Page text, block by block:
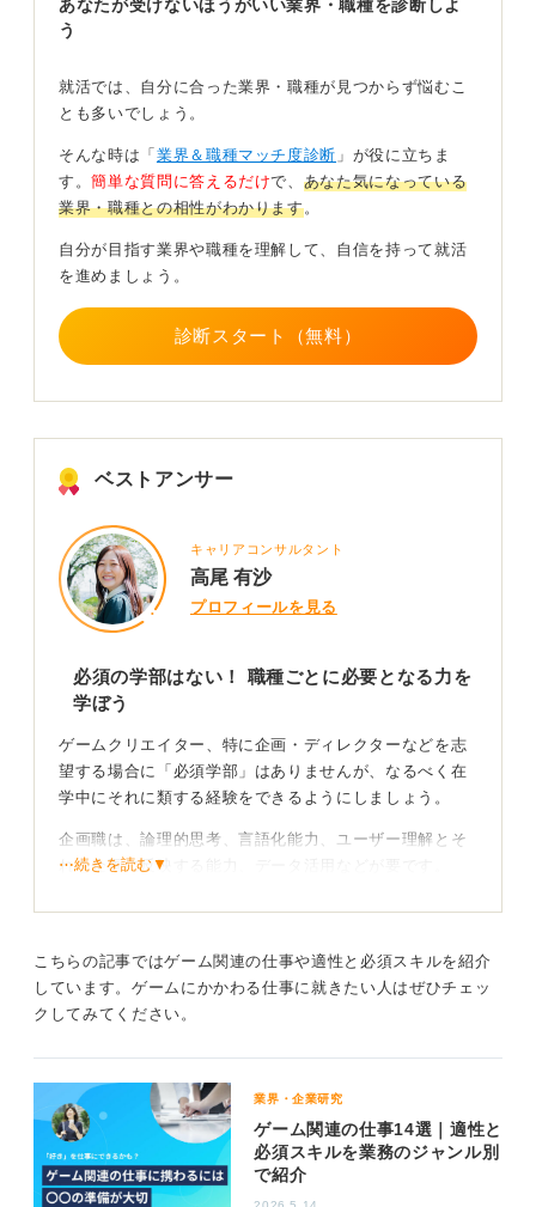
スキルだけではない！ 企画力と統率力も意識しよう
プログラミングなどの技術的な側面も大切です。
か」を考え抜く企画力や、チームをまとめる統率力が重
要になることを知っておきましょう。
1
あなたが受けないほうがいい業界・職種を診断しよ
う
就活では、自分に合った業界・職種が見つからず悩むこ
とも多いでしょう。
そんな時は「 業界＆職種マッチ度診断 」が役に立ちま
す。簡単な質問に答えるだけで、 あなた気になっている
業界・職種との相性がわかります。
自分が目指す業界や職種を理解して、自信を持って就活
を進めましょう。
診断スタート（無料）
ベストアンサー
キャリアコンサルタント
高尾 有沙
プロフィールを見る
必須の学部はない！ 職種ごとに必要となる力を
学ぼう
ゲームクリエイター、特に企画・ディレクターなどを志
望する場合に「必須学部」はありませんが、なるべく在
学中にそれに類する経験をできるようにしましょう。
企画職は、論理的思考、言語化能力、ユーザー理解とそ
れを企画に反映する能力、データ活用などが要です。
リサーチと企画書力を磨けば戦うことはできます。
大学選びより実績！ ゲームに関する経験をしよう
も、在学中に作品を作ることのほうが重要です。以下の
ような、ゲームに関連する経験を積み重ねていきましょ
う。
・ゲーム企画書を作成すること
⋯続きを読む▼
こちらの記事ではゲーム関連の仕事や適性と必須スキルを紹介
しています。ゲームにかかわる仕事に就きたい人はぜひチェッ
クしてみてください。
業界・企業研究
ゲーム関連の仕事14選｜適性と
必須スキルを業務のジャンル別
で紹介